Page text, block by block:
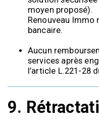
moyen proposé).
Renouveau Immo
bancaire.
Aucun
services après
l’article L.221-28
9.